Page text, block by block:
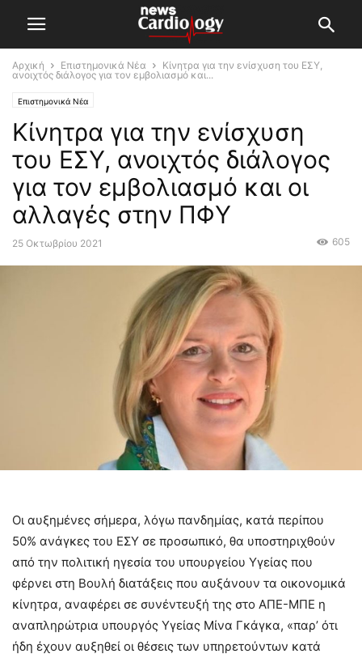
Αρχική Επιστημονικά Νέα
Κίνητρα για την ενίσχυση του ΕΣY,
ανοιχτός διάλογος για τον εμβολιασμό και...
Επιστημονικά Νέα
Κίνητρα για την ενίσχυση
του ΕΣY, ανοιχτός διάλογος
για τον εμβολιασμό και οι
αλλαγές στην ΠΦΥ
25 Οκτωβρίου 2021 605
Οι αυξημένες σήμερα, λόγω πανδημίας, κατά περίπου
50% ανάγκες του ΕΣΥ σε προσωπικό, θα υποστηριχθούν
από την πολιτική ηγεσία του υπουργείου Υγείας που
φέρνει στη Βουλή διατάξεις που αυξάνουν τα οικονομικά
κίνητρα, αναφέρει σε συνέντευξή της στο ΑΠΕ-ΜΠΕ η
αναπληρώτρια υπουργός Υγείας Μίνα Γκάγκα, «παρ’ ότι
ήδη έχουν αυξηθεί οι θέσεις των υπηρετούντων κατά